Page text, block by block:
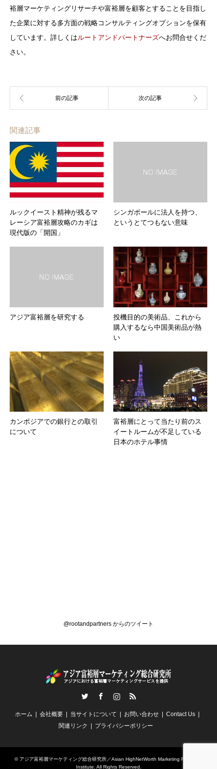
裕層マーケティングリサーチや富裕層を顧客とすることを目指し
た企業に対する多方面の戦略コンサルティングオプションを保有
しています。詳しくはルートアンドパートナーズへお問合せくだ
さい。
関連記事
ルックイースト精神が残るマ
レーシア富裕層攻略のカギは
現代版の「開国」
シンガポールに法人を持つ、
というとてつもない意味
アジア富裕層を研究する
投機目的の美術品、これから
購入するなら中国美術品が熱
い
カンボジアでの銀行との取引
について
富裕層にとって当たり前のス
イートルームが不足している
日本のホテル事情
@rootandpartners からのツイート
RSS
ホーム 会社概要 当サイトについて お問い合わせ
Contact Us
関連リンク
プライバシーポリシー
© アジア富裕層マーケティング総合研究所／Asian HighNetWorth Marketing Research
Institute. All Rights Reserved.